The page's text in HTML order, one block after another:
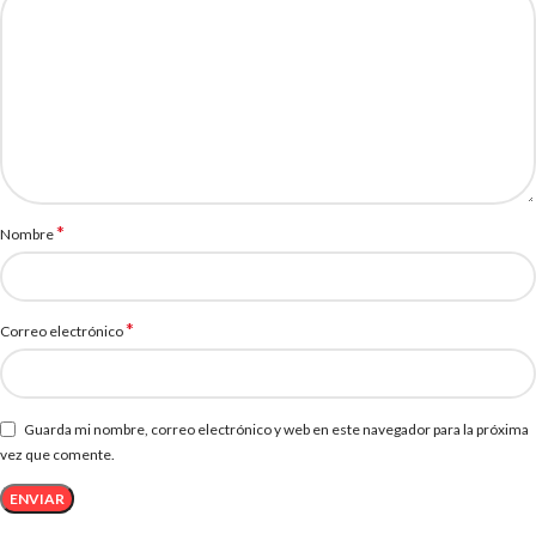
Nombre*
Correo electrónico*
Guarda mi nombre, correo electrónico y web en este navegador para la próxima
vez que comente.